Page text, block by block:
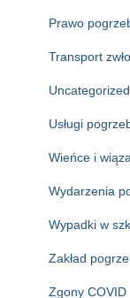
Prawo
Transport
Uncategorized
Usługi
Wieńce i
Wydarzenia
Wypadki w
Zakład
Zgony COVID